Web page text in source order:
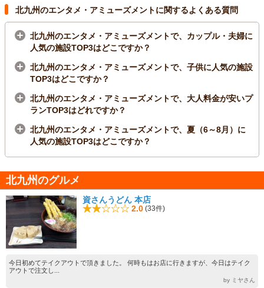
北九州のエンタメ・アミューズメントに関するよくある質問
北九州のエンタメ・アミューズメントで、カップル・夫婦に
人気の施設TOP3はどこですか？
北九州のエンタメ・アミューズメントで、子供に人気の施設
TOP3はどこですか？
北九州のエンタメ・アミューズメントで、大人料金が安いプ
ランTOP3はどれですか？
北九州のエンタメ・アミューズメントで、夏（6～8月）に
人気の施設TOP3はどこですか？
北九州のグルメ
資さんうどん 本店
2.0 (33件)
今日初めてテイクアウトで頂きました。 何時もはお店に行きますが、今日はテイク
アウトで注文し...
by ミヤさん